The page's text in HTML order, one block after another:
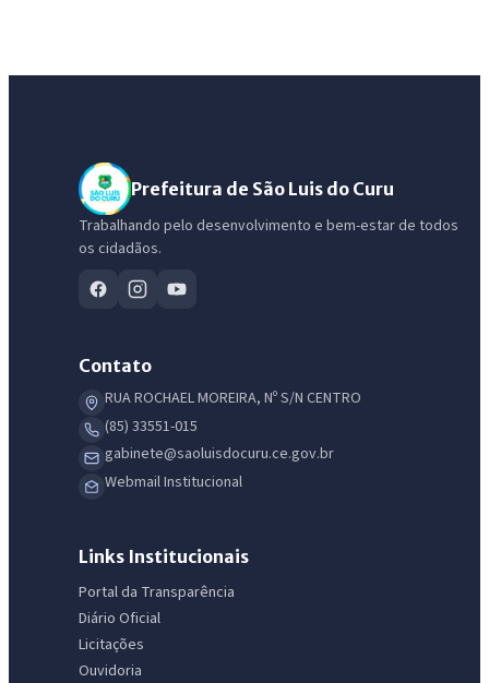
Prefeitura de São Luis do Curu
Trabalhando pelo desenvolvimento e bem-estar de todos
os cidadãos.
Contato
RUA ROCHAEL MOREIRA, Nº S/N CENTRO
(85) 33551-015
gabinete@saoluisdocuru.ce.gov.br
Webmail Institucional
Links Institucionais
Portal da Transparência
Diário Oficial
Licitações
Ouvidoria